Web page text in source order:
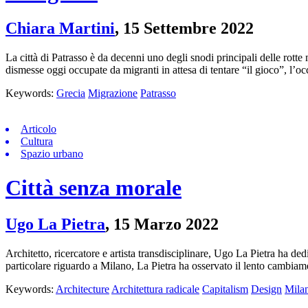
Chiara Martini, 15 Settembre 2022
La città di Patrasso è da decenni uno degli snodi principali delle
dismesse oggi occupate da migranti in attesa di tentare “il gioco”,
Keywords: Grecia Migrazione Patrasso
Articolo
Cultura
Spazio urbano
Città senza morale
Ugo La Pietra, 15 Marzo 2022
Architetto, ricercatore e artista transdisciplinare, Ugo La Pietra ha
particolare riguardo a Milano, La Pietra ha osservato il lento
Keywords: Architecture Architettura radicale Capitalism Design